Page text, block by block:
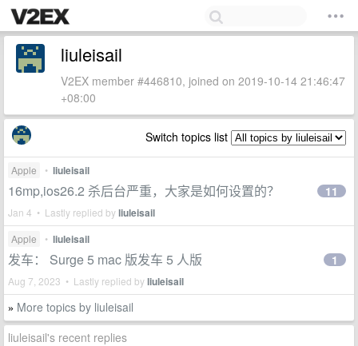
liuleisail
V2EX member #446810, joined on 2019-10-14 21:46:47
+08:00
Switch topics list
Apple • liuleisail
16mp,ios26.2 杀后台严重，大家是如何设置的？
Jan 4 • Lastly replied byliuleisail
11
Apple • liuleisail
发车： Surge 5 mac 版发车 5 人版
Aug 7, 2023 • Lastly replied byliuleisail
1
» More topics by liuleisail
liuleisail's recent replies